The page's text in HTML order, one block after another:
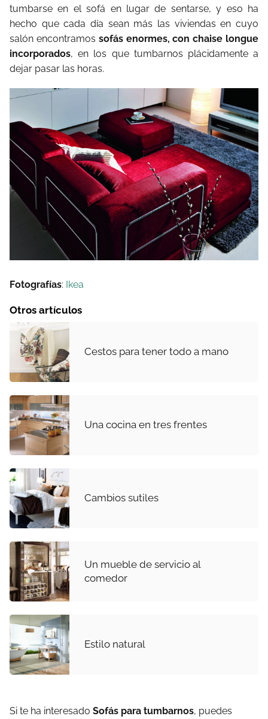
tumbarse en el sofá en lugar de sentarse, y eso ha
hecho que cada día sean más las viviendas en cuyo
salón encontramos sofás enormes, con chaise longue
incorporados, en los que tumbarnos plácidamente a
dejar pasar las horas.
Fotografías: Ikea
Otros artículos
Cestos para tener todo a mano
Una cocina en tres frentes
Cambios sutiles
Un mueble de servicio al
comedor
Estilo natural
Si te ha interesado Sofás para tumbarnos, puedes